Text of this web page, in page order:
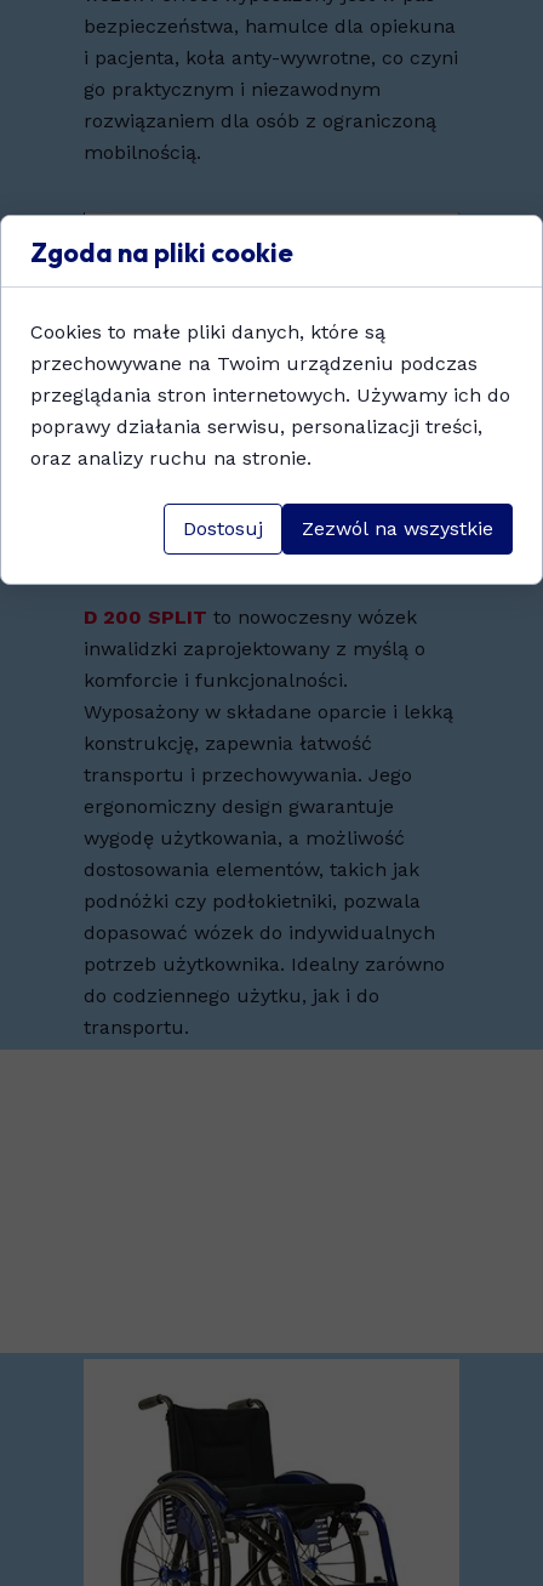
bezpieczeństwa, hamulce dla opiekuna
i pacjenta, koła anty-wywrotne, co czyni
go praktycznym i niezawodnym
rozwiązaniem dla osób z ograniczoną
mobilnością.
D 200 SPLIT to nowoczesny wózek
inwalidzki zaprojektowany z myślą o
komforcie i funkcjonalności.
Wyposażony w składane oparcie i lekką
konstrukcję, zapewnia łatwość
transportu i przechowywania. Jego
ergonomiczny design gwarantuje
wygodę użytkowania, a możliwość
dostosowania elementów, takich jak
podnóżki czy podłokietniki, pozwala
dopasować wózek do indywidualnych
potrzeb użytkownika. Idealny zarówno
do codziennego użytku, jak i do
transportu.
Zgoda na pliki cookie
Cookies to małe pliki danych, które są
przechowywane na Twoim urządzeniu podczas
przeglądania stron internetowych. Używamy ich do
poprawy działania serwisu, personalizacji treści,
oraz analizy ruchu na stronie.
Dostosuj Zezwól na wszystkie